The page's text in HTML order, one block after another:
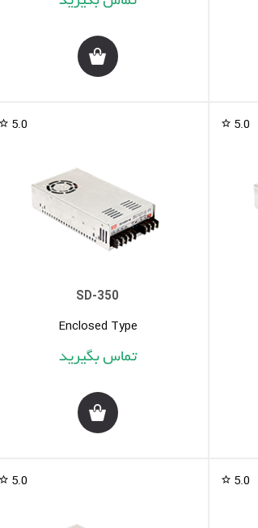
5.0
5.0
SD-350
Enclosed Type
5.0
5.0